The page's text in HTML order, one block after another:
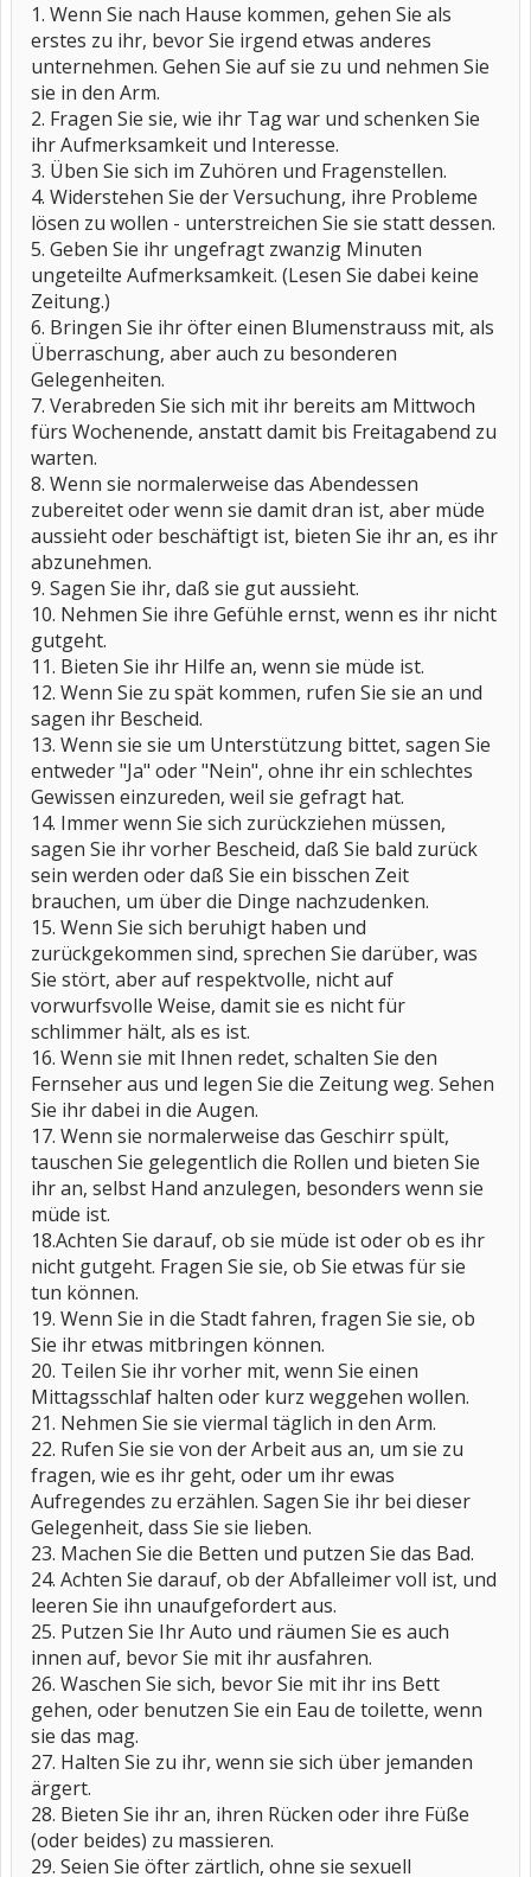
1. Wenn Sie nach Hause kommen, gehen Sie als
erstes zu ihr, bevor Sie irgend etwas anderes
unternehmen. Gehen Sie auf sie zu und nehmen Sie
sie in den Arm.
2. Fragen Sie sie, wie ihr Tag war und schenken Sie
ihr Aufmerksamkeit und Interesse.
3. Üben Sie sich im Zuhören und Fragenstellen.
4. Widerstehen Sie der Versuchung, ihre Probleme
lösen zu wollen - unterstreichen Sie sie statt dessen.
5. Geben Sie ihr ungefragt zwanzig Minuten
ungeteilte Aufmerksamkeit. (Lesen Sie dabei keine
Zeitung.)
6. Bringen Sie ihr öfter einen Blumenstrauss mit, als
Überraschung, aber auch zu besonderen
Gelegenheiten.
7. Verabreden Sie sich mit ihr bereits am Mittwoch
fürs Wochenende, anstatt damit bis Freitagabend zu
warten.
8. Wenn sie normalerweise das Abendessen
zubereitet oder wenn sie damit dran ist, aber müde
aussieht oder beschäftigt ist, bieten Sie ihr an, es ihr
abzunehmen.
9. Sagen Sie ihr, daß sie gut aussieht.
10. Nehmen Sie ihre Gefühle ernst, wenn es ihr nicht
gutgeht.
11. Bieten Sie ihr Hilfe an, wenn sie müde ist.
12. Wenn Sie zu spät kommen, rufen Sie sie an und
sagen ihr Bescheid.
13. Wenn sie sie um Unterstützung bittet, sagen Sie
entweder "Ja" oder "Nein", ohne ihr ein schlechtes
Gewissen einzureden, weil sie gefragt hat.
14. Immer wenn Sie sich zurückziehen müssen,
sagen Sie ihr vorher Bescheid, daß Sie bald zurück
sein werden oder daß Sie ein bisschen Zeit
brauchen, um über die Dinge nachzudenken.
15. Wenn Sie sich beruhigt haben und
zurückgekommen sind, sprechen Sie darüber, was
Sie stört, aber auf respektvolle, nicht auf
vorwurfsvolle Weise, damit sie es nicht für
schlimmer hält, als es ist.
16. Wenn sie mit Ihnen redet, schalten Sie den
Fernseher aus und legen Sie die Zeitung weg. Sehen
Sie ihr dabei in die Augen.
17. Wenn sie normalerweise das Geschirr spült,
tauschen Sie gelegentlich die Rollen und bieten Sie
ihr an, selbst Hand anzulegen, besonders wenn sie
müde ist.
18.Achten Sie darauf, ob sie müde ist oder ob es ihr
nicht gutgeht. Fragen Sie sie, ob Sie etwas für sie
tun können.
19. Wenn Sie in die Stadt fahren, fragen Sie sie, ob
Sie ihr etwas mitbringen können.
20. Teilen Sie ihr vorher mit, wenn Sie einen
Mittagsschlaf halten oder kurz weggehen wollen.
21. Nehmen Sie sie viermal täglich in den Arm.
22. Rufen Sie sie von der Arbeit aus an, um sie zu
fragen, wie es ihr geht, oder um ihr ewas
Aufregendes zu erzählen. Sagen Sie ihr bei dieser
Gelegenheit, dass Sie sie lieben.
23. Machen Sie die Betten und putzen Sie das Bad.
24. Achten Sie darauf, ob der Abfalleimer voll ist, und
leeren Sie ihn unaufgefordert aus.
25. Putzen Sie Ihr Auto und räumen Sie es auch
innen auf, bevor Sie mit ihr ausfahren.
26. Waschen Sie sich, bevor Sie mit ihr ins Bett
gehen, oder benutzen Sie ein Eau de toilette, wenn
sie das mag.
27. Halten Sie zu ihr, wenn sie sich über jemanden
ärgert.
28. Bieten Sie ihr an, ihren Rücken oder ihre Füße
(oder beides) zu massieren.
29. Seien Sie öfter zärtlich, ohne sie sexuell